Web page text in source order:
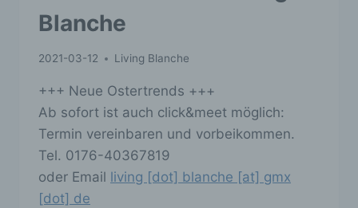
Blanche
2021-03-12 Living Blanche
+++ Neue Ostertrends +++
Ab sofort ist auch click&meet möglich:
Termin vereinbaren und vorbeikommen.
Tel. 0176-40367819
oder Email living [dot] blanche [at] gmx
[dot] de